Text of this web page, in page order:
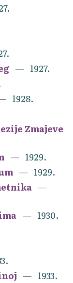
1927.
1928.
Zmajeve
1929.
1929.
1930.
1933.